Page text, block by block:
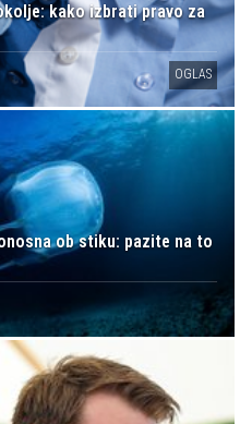
kako izbrati pravo za
OGLAS
ob stiku: pazite na to